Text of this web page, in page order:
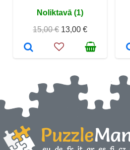
Noliktavā (1)
15,00 € 13,00 €